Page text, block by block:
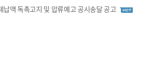
납액 독촉고지 및 압류예고 공시송달 공고